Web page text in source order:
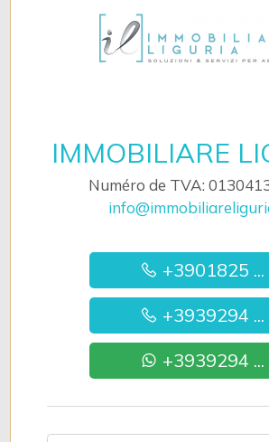
IMMOBILIARE
Numéro de TVA:
+3901825 ...
+3939294 ...
+3939294 ...